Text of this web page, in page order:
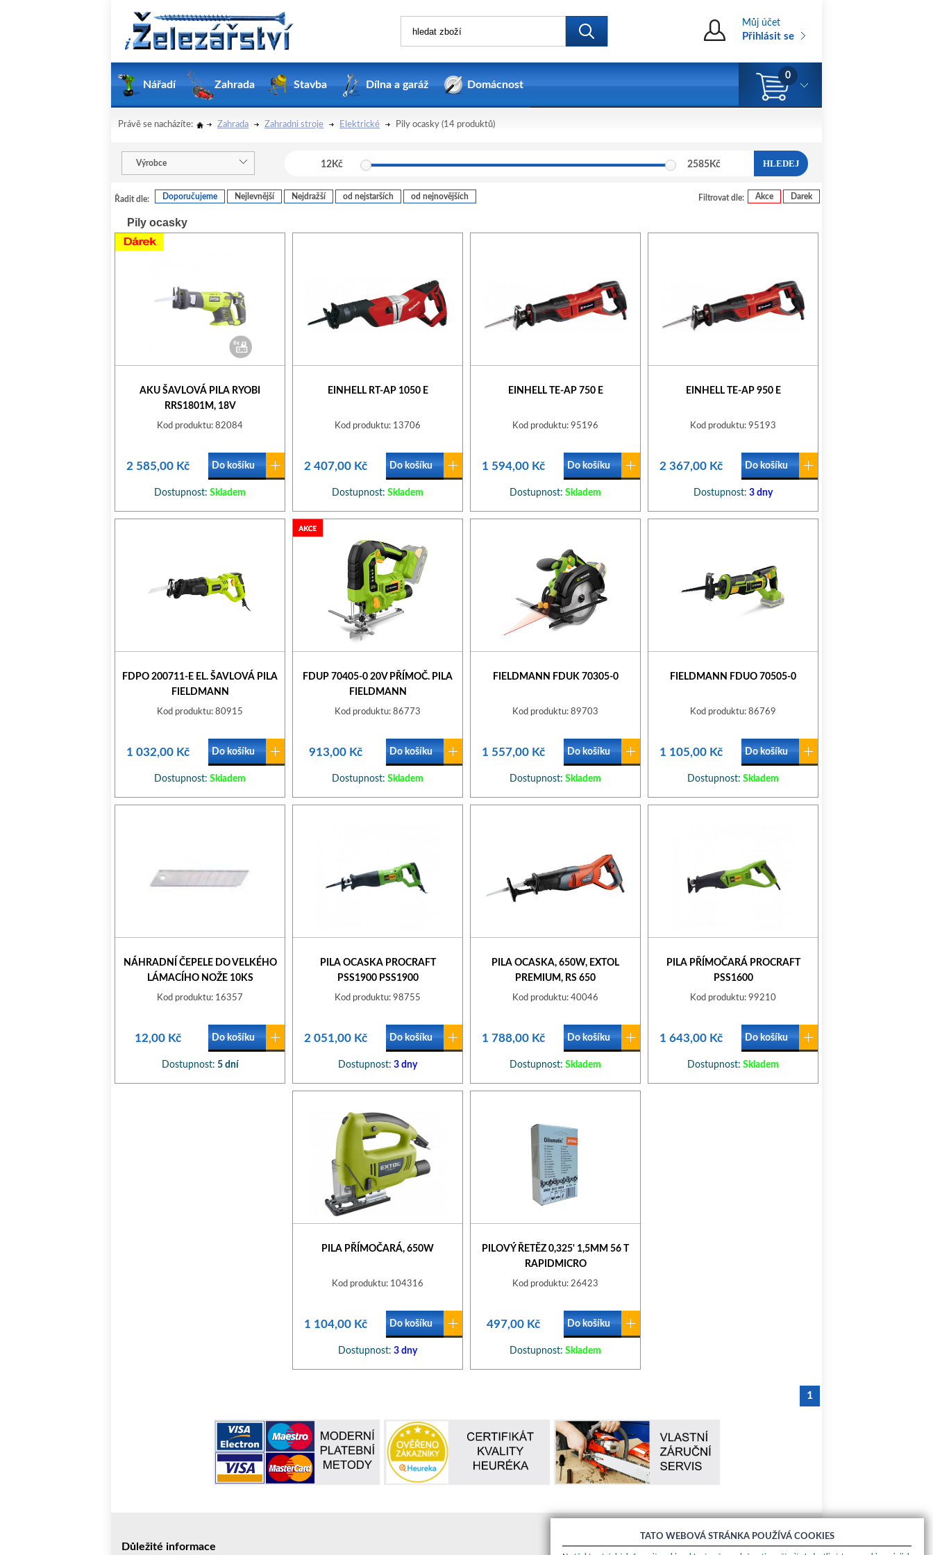
Můj účet
Přihlásit se
Nářadí Zahrada Stavba Dílna a garáž Domácnost
0
Právě se nacházíte: Zahrada Zahradni stroje Elektrické Pily ocasky (14 produktů)
Výrobce 12Kč 2585Kč HLEDEJ
Filtrovat dle: Akce Darek
Řadit dle: Doporučujeme Nejlevnější Nejdražší od nejstarších od nejnovějších
Pily ocasky
AKU ŠAVLOVÁ PILA RYOBI
RRS1801M, 18V
Kod produktu: 82084
2 585,00 Kč Do košíku
Dostupnost: Skladem
EINHELL RT-AP 1050 E
Kod produktu: 13706
2 407,00 Kč Do košíku
Dostupnost: Skladem
EINHELL TE-AP 750 E
Kod produktu: 95196
1 594,00 Kč Do košíku
Dostupnost: Skladem
EINHELL TE-AP 950 E
Kod produktu: 95193
2 367,00 Kč Do košíku
Dostupnost: 3 dny
FDPO 200711-E EL. ŠAVLOVÁ PILA
FIELDMANN
Kod produktu: 80915
1 032,00 Kč Do košíku
Dostupnost: Skladem
FDUP 70405-0 20V PŘÍMOČ. PILA
FIELDMANN
Kod produktu: 86773
913,00 Kč Do košíku
Dostupnost: Skladem
FIELDMANN FDUK 70305-0
Kod produktu: 89703
1 557,00 Kč Do košíku
Dostupnost: Skladem
FIELDMANN FDUO 70505-0
Kod produktu: 86769
1 105,00 Kč Do košíku
Dostupnost: Skladem
NÁHRADNÍ ČEPELE DO VELKÉHO
LÁMACÍHO NOŽE 10KS
Kod produktu: 16357
12,00 Kč Do košíku
Dostupnost: 5 dní
PILA OCASKA PROCRAFT
PSS1900 PSS1900
Kod produktu: 98755
2 051,00 Kč Do košíku
Dostupnost: 3 dny
PILA OCASKA, 650W, EXTOL
PREMIUM, RS 650
Kod produktu: 40046
1 788,00 Kč Do košíku
Dostupnost: Skladem
PILA PŘÍMOČARÁ PROCRAFT
PSS1600
Kod produktu: 99210
1 643,00 Kč Do košíku
Dostupnost: Skladem
PILA PŘÍMOČARÁ, 650W
Kod produktu: 104316
1 104,00 Kč Do košíku
Dostupnost: 3 dny
PILOVÝ ŘETĚZ 0,325' 1,5MM 56 T
RAPIDMICRO
Kod produktu: 26423
497,00 Kč Do košíku
Dostupnost: Skladem
1
Důležité informace O nákupu
TATO WEBOVÁ STRÁNKA POUŽÍVÁ COOKIES